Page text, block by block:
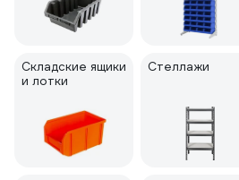
Складские ящики
и лотки
Стеллажи